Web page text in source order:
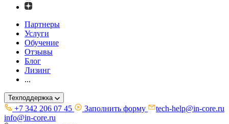
Партнеры
Услуги
Обучение
Отзывы
Блог
Лизинг
...
Техподдержка
+7 342 206 07 45 Заполнить форму
tech-help@in-core.ru
info@in-core.ru